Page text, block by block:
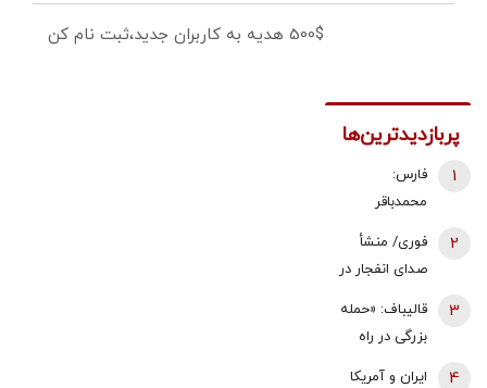
500$ هدیه به کاربران جدید،ثبت نام کن
پربازدیدترین‌ها
فارس:
محمدباقر
ذوالقدر استعفا
داد/ محسن
رضایی دبیر
شورای عالی
امنیت ملی شد
1
فوری/ منشأ
صدای انفجار در
شد/ مقابه با
اهداف دشمن
در ورودی تنگه
2
قالیباف: «حمله
بزرگی در راه
3
ایران و آمریکا 4